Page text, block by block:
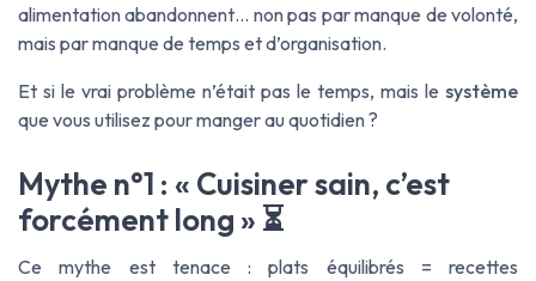
alimentation abandonnent… non pas par manque de volonté,
mais par manque de temps et d’organisation.
Et si le vrai problème n’était pas le temps, mais le système
que vous utilisez pour manger au quotidien ?
Mythe n°1 : « Cuisiner sain, c’est
forcément long » ⏳
Ce mythe est tenace : plats équilibrés = recettes